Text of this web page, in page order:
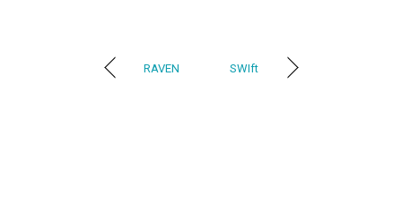
RAVEN SWIft